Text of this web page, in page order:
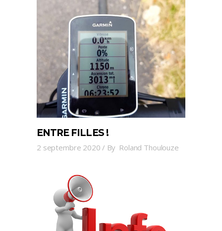
ENTRE FILLES !
2 septembre 2020 By Roland Thoulouze